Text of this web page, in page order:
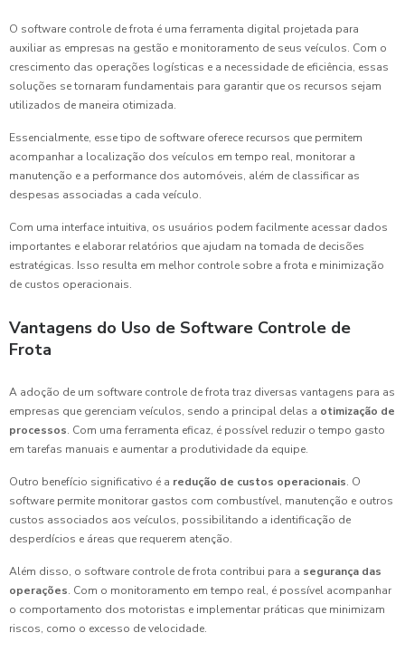
O software controle de frota é uma ferramenta digital projetada para
auxiliar as empresas na gestão e monitoramento de seus veículos. Com o
crescimento das operações logísticas e a necessidade de eficiência, essas
soluções se tornaram fundamentais para garantir que os recursos sejam
utilizados de maneira otimizada.
Essencialmente, esse tipo de software oferece recursos que permitem
acompanhar a localização dos veículos em tempo real, monitorar a
manutenção e a performance dos automóveis, além de classificar as
despesas associadas a cada veículo.
Com uma interface intuitiva, os usuários podem facilmente acessar dados
importantes e elaborar relatórios que ajudam na tomada de decisões
estratégicas. Isso resulta em melhor controle sobre a frota e minimização
de custos operacionais.
Vantagens do Uso de Software Controle de
Frota
A adoção de um software controle de frota traz diversas vantagens para as
empresas que gerenciam veículos, sendo a principal delas a otimização de
processos. Com uma ferramenta eficaz, é possível reduzir o tempo gasto
em tarefas manuais e aumentar a produtividade da equipe.
Outro benefício significativo é a redução de custos operacionais. O
software permite monitorar gastos com combustível, manutenção e outros
custos associados aos veículos, possibilitando a identificação de
desperdícios e áreas que requerem atenção.
Além disso, o software controle de frota contribui para a segurança das
operações. Com o monitoramento em tempo real, é possível acompanhar
o comportamento dos motoristas e implementar práticas que minimizam
riscos, como o excesso de velocidade.